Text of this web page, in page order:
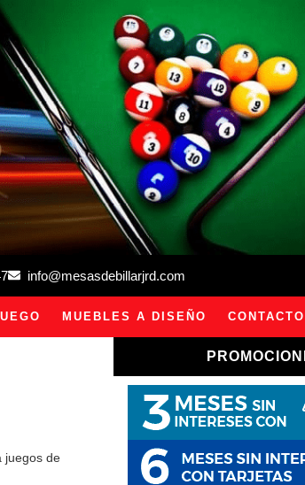
info@mesasdebillarjrd.com
MUEBLES A DISEÑO CONTACTO
juegos de